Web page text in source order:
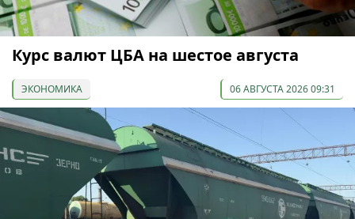
Курс валют ЦБА на шестое августа
ЭКОНОМИКА 06 АВГУСТА 2026 09:31